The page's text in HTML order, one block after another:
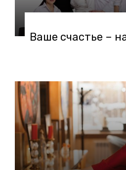
Ваше счастье –